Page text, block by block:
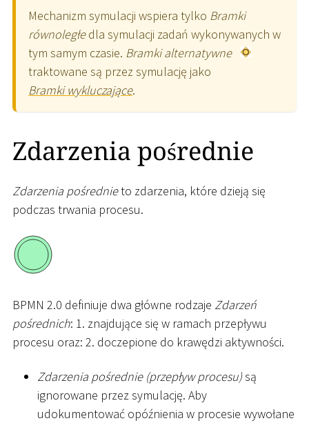
Mechanizm symulacji wspiera tylko Bramki
równoległedla symulacji zadań wykonywanych w
tym samym czasie. Bramki alternatywne
traktowane są przez symulację jako
Bramki wykluczające.
Zdarzenia pośrednie
Zdarzenia pośrednieto zdarzenia, które dzieją się
podczas trwania procesu.
BPMN 2.0 definiuje dwa główne rodzaje Zdarzeń
pośrednich: 1. znajdujące się w ramach przepływu
procesu oraz: 2. doczepione do krawędzi aktywności.
Zdarzenia pośrednie (przepływ procesu)są
ignorowane przez symulację. Aby
udokumentować opóźnienia w procesie wywołane